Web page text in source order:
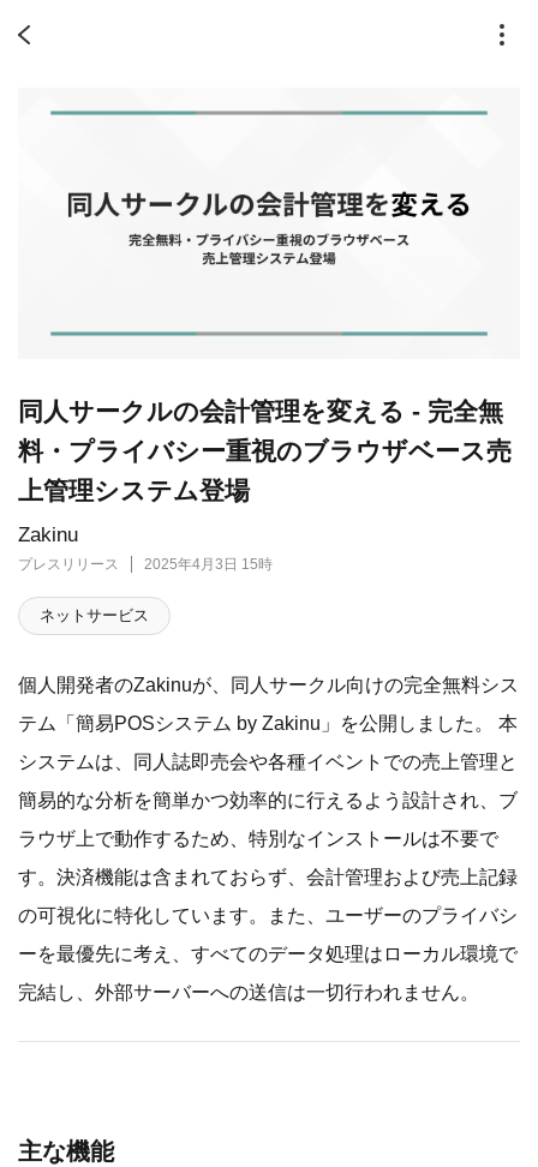
Zakinu
プレスリリース 2025年4月3日 15時
同人サークルの会計管理を変える - 完全無
料・プライバシー重視のブラウザベース売
上管理システム登場
ネットサービス
個人開発者のZakinuが、同人サークル向けの完全無料シス
テム「簡易POSシステム by Zakinu」を公開しました。 本
システムは、同人誌即売会や各種イベントでの売上管理と
簡易的な分析を簡単かつ効率的に行えるよう設計され、ブ
ラウザ上で動作するため、特別なインストールは不要で
す。決済機能は含まれておらず、会計管理および売上記録
の可視化に特化しています。また、ユーザーのプライバシ
ーを最優先に考え、すべてのデータ処理はローカル環境で
完結し、外部サーバーへの送信は一切行われません。
主な機能